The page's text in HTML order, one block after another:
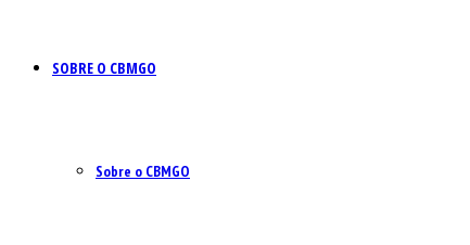
SOBRE O CBMGO
Sobre o CBMGO